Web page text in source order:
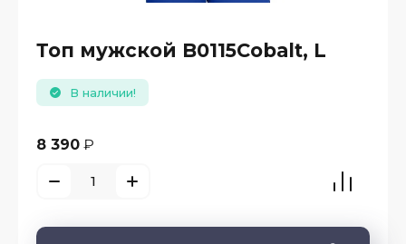
Топ мужской B0115Cobalt, L
В наличии!
8 390 ₽